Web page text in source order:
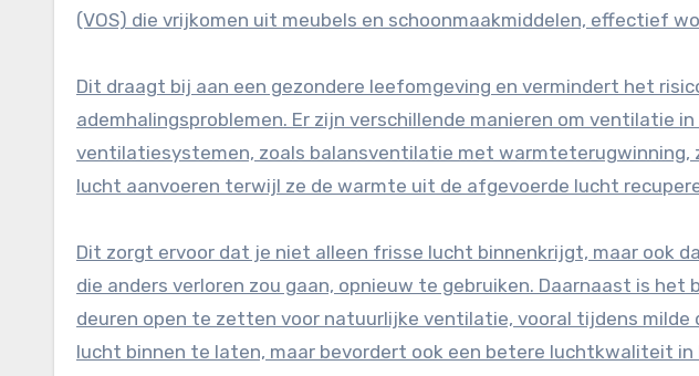
(VOS) die vrijkomen uit meubels en schoonmaakmiddelen, effectief
Dit draagt bij aan een gezondere leefomgeving en vermindert het
ademhalingsproblemen. Er zijn verschillende manieren om ventilatie
ventilatiesystemen, zoals balansventilatie met warmteterugwinning,
lucht aanvoeren terwijl ze de warmte uit de afgevoerde lucht
Dit zorgt ervoor dat je niet alleen frisse lucht binnenkrijgt, maar ook
die anders verloren zou gaan, opnieuw te gebruiken. Daarnaast is het
deuren open te zetten voor natuurlijke ventilatie, vooral tijdens milde
lucht binnen te laten, maar bevordert ook een betere luchtkwaliteit in